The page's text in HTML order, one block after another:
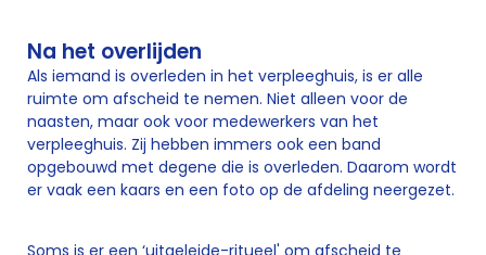
Na het overlijden
Als iemand is overleden in het verpleeghuis, is er alle
ruimte om afscheid te nemen. Niet alleen voor de
naasten, maar ook voor medewerkers van het
verpleeghuis. Zij hebben immers ook een band
opgebouwd met degene die is overleden. Daarom wordt
er vaak een kaars en een foto op de afdeling neergezet.
Soms is er een ‘uitgeleide-ritueel' om afscheid te